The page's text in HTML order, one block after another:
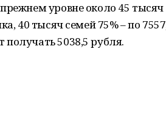
уровне около 45 тысяч
40 тысяч семей 75% – по
5038,5 рубля.